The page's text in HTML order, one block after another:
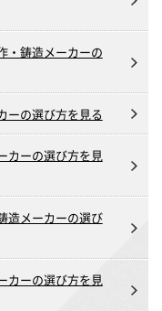
・鋳造メーカーの
ーの選び方を見る
カーの選び方を見
造メーカーの選び
カーの選び方を見